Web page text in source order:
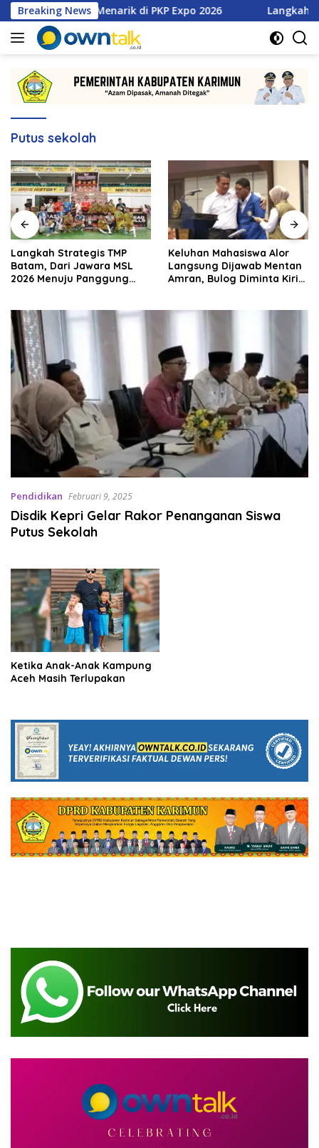
Langsung
ke
konten
Breaking News
Menarik di PKP Expo 2026 Langkah Strategis
Putus sekolah
Langkah Strategis TMP
Batam, Dari Jawara MSL
2026 Menuju Panggung
Keluhan Mahasiswa Alor
Langsung Dijawab Mentan
Amran, Bulog Diminta Kirim
Pendidikan Februari 9, 2025
Disdik Kepri Gelar Rakor Penanganan Siswa
Putus Sekolah
Ketika Anak-Anak Kampung
Aceh Masih Terlupakan